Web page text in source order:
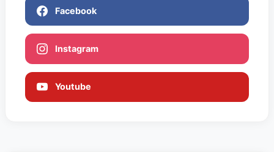
Facebook
Instagram
Youtube